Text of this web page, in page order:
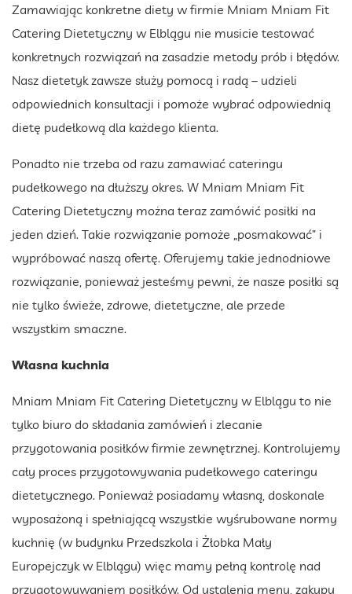
Zamawiając konkretne diety w firmie Mniam Mniam Fit
Catering Dietetyczny w Elblągu nie musicie testować
konkretnych rozwiązań na zasadzie metody prób i błędów.
Nasz dietetyk zawsze służy pomocą i radą – udzieli
odpowiednich konsultacji i pomoże wybrać odpowiednią
dietę pudełkową dla każdego klienta.
Ponadto nie trzeba od razu zamawiać cateringu
pudełkowego na dłuższy okres. W Mniam Mniam Fit
Catering Dietetyczny można teraz zamówić posiłki na
jeden dzień. Takie rozwiązanie pomoże „posmakować” i
wypróbować naszą ofertę. Oferujemy takie jednodniowe
rozwiązanie, ponieważ jesteśmy pewni, że nasze posiłki są
nie tylko świeże, zdrowe, dietetyczne, ale przede
wszystkim smaczne.
Własna kuchnia
Mniam Mniam Fit Catering Dietetyczny w Elblągu to nie
tylko biuro do składania zamówień i zlecanie
przygotowania posiłków firmie zewnętrznej. Kontrolujemy
cały proces przygotowywania pudełkowego cateringu
dietetycznego. Ponieważ posiadamy własną, doskonale
wyposażoną i spełniającą wszystkie wyśrubowane normy
kuchnię (w budynku Przedszkola i Żłobka Mały
Europejczyk w Elblągu) więc mamy pełną kontrolę nad
przygotowywaniem posiłków. Od ustalenia menu, zakupu